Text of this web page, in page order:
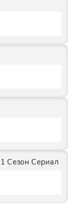
Сезон Сериал